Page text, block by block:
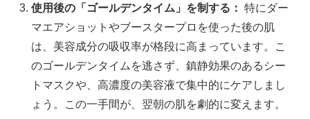
使用後の「ゴールデンタイム」を制する： 特にダー
マエアショットやブースタープロを使った後の肌
は、美容成分の吸収率が格段に高まっています。こ
のゴールデンタイムを逃さず、鎮静効果のあるシー
トマスクや、高濃度の美容液で集中的にケアしまし
ょう。この一手間が、翌朝の肌を劇的に変えます。